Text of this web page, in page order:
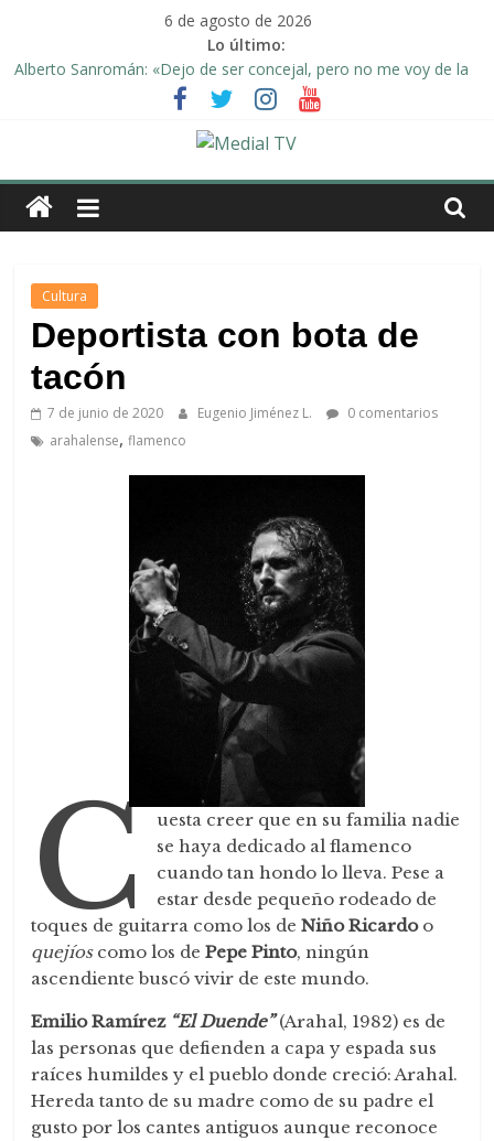
contenido
6 de agosto de 2026
Lo último:
Alberto Sanromán: «Dejo de ser concejal, pero no me voy de la
Deporte y solidaridad, de la mano una vez más en Arahal
El emotivo agradecimiento de la familia afectada por el incendio
Convocado nuevo pleno ordinario del Ayuntamiento de Arahal
Una Plataforma de Morón pide unión a los pueblos de la
comarca para evitar la planta de biogás en término de Arahal
Medial
TV
diario
digital
televisión
de
Arahal
Cultura
Deportista con bota de
tacón
7 de junio de 2020 Eugenio Jiménez L.
0 comentarios
arahalense,flamenco
C
uesta creer que en su familia nadie
se haya dedicado al flamenco
cuando tan hondo lo lleva. Pese a
estar desde pequeño rodeado de
toques de guitarra como los deNiño Ricardoo
quejíoscomo los dePepe Pinto, ningún
ascendiente buscó vivir de este mundo.
Emilio Ramírez “El Duende” (Arahal, 1982) es de
las personas que defienden a capa y espada sus
raíces humildes y el pueblo donde creció: Arahal.
Hereda tanto de su madre como de su padre el
gusto por los cantes antiguos aunque reconoce